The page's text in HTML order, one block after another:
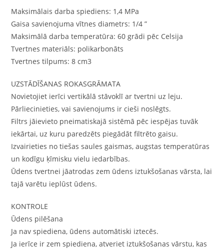
Maksimālais darba spiediens: 1,4 MPa
Gaisa savienojuma vītnes diametrs: 1/4 ”
Maksimālā darba temperatūra: 60 grādi pēc Celsija
Tvertnes materiāls: polikarbonāts
Tvertnes tilpums: 8 cm3
UZSTĀDĪŠANAS ROKASGRĀMATA
Novietojiet ierīci vertikālā stāvoklī ar tvertni uz leju.
Pārliecinieties, vai savienojums ir cieši noslēgts.
Filtrs jāievieto pneimatiskajā sistēmā pēc iespējas tuvāk
iekārtai, uz kuru paredzēts piegādāt filtrēto gaisu.
Izvairieties no tiešas saules gaismas, augstas temperatūras
un kodīgu ķīmisku vielu iedarbības.
Ūdens tvertnei jāatrodas zem ūdens iztukšošanas vārsta, lai
tajā varētu ieplūst ūdens.
KONTROLE
Ūdens pilēšana
Ja nav spiediena, ūdens automātiski iztecēs.
Ja ierīce ir zem spiediena, atveriet iztukšošanas vārstu, kas